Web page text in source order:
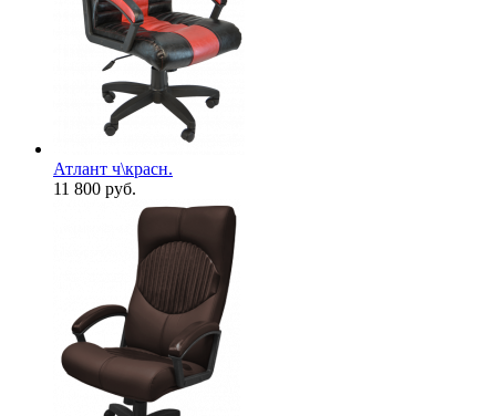
Атлант ч\красн.
11 800 руб.